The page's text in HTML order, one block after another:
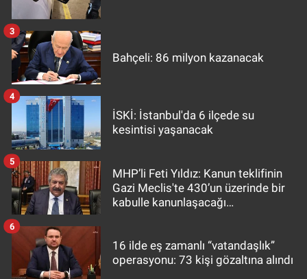
Bahçeli: 86 milyon kazanacak
3
İSKİ: İstanbul'da 6 ilçede su
kesintisi yaşanacak
4
MHP’li Feti Yıldız: Kanun teklifinin
Gazi Meclis'te 430’un üzerinde bir
kabulle kanunlaşacağı
5
16 ilde eş zamanlı “vatandaşlık”
operasyonu: 73 kişi gözaltına alındı
6